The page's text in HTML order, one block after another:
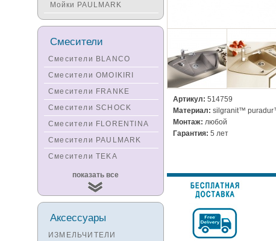
Артикул: 514759
Материал: silgranit™
Монтаж: любой
Гарантия: 5 лет
Мойки PAULMARK
Смесители
Смесители BLANCO
Смесители OMOIKIRI
Смесители FRANKE
Смесители SCHOCK
Смесители FLORENTINA
Смесители PAULMARK
Смесители TEKA
Смесители
KUCHENSTERN
Смесители ZORG
Смесители KANTERA
показать все
Аксессуары
ИЗМЕЛЬЧИТЕЛИ